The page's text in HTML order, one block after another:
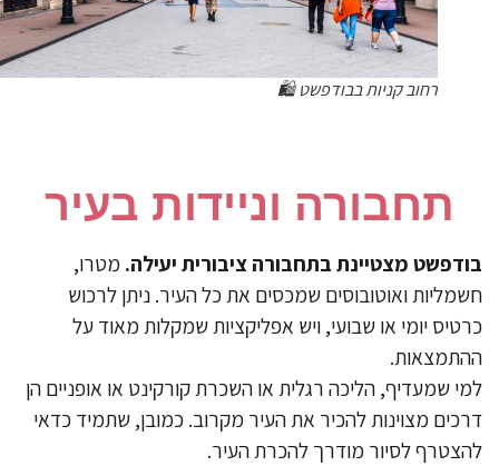
רחוב קניות בבודפשט 🛍
תחבורה וניידות בעיר
מצטיינת בתחבורה ציבורית יעילה.מטרו,
ואוטובוסים שמכסים את כל העיר. ניתן לרכוש
יומי או שבועי, ויש אפליקציות שמקלות מאוד על
שמעדיף, הליכה רגלית או השכרת קורקינט או אופניים הן
מצוינות להכיר את העיר מקרוב. כמובן, שתמיד כדאי
לסיור מודרך להכרת העיר.